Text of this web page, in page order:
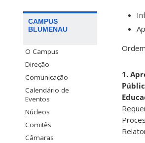
CAMPUS
BLUMENAU
O Campus
Direção
Comunicação
Calendário de
Eventos
Núcleos
Comitês
Câmaras
1.